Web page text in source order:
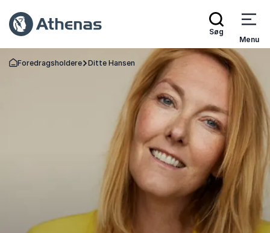
Søg
Menu
Tilbage til forsiden
Foredragsholdere Ditte Hansen